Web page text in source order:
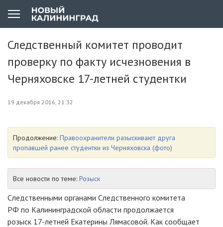
Следственный комитет проводит
проверку по факту исчезновения в
Черняховске 17-летней студентки
19 декабря 2016, 21:32
Продолжение: Правоохранители разыскивают друга
пропавшей ранее студентки из Черняховска (фото)
Все новости по теме: Розыск
Следственными органами Следственного комитета
РФ по Калининградской области продолжается
розыск 17-летней Екатерины Лямасовой. Как сообщает